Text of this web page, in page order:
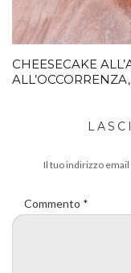
CHEESECAKE
Il tuo indirizzo email
Commento *